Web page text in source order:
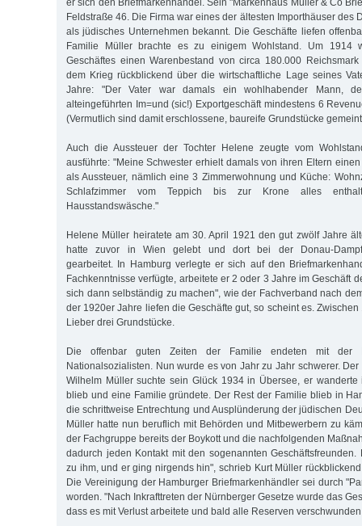
Feldstraße 46. Die Firma war eines der ältesten Importhäuser des
als jüdisches Unternehmen bekannt. Die Geschäfte liefen
Familie Müller brachte es zu einigem Wohlstand. Um 1914
Geschäftes einen Warenbestand von circa 180.000
dem Krieg rückblickend über die wirtschaftliche Lage seines
Jahre: "Der Vater war damals ein wohlhabender Mann,
alteingeführten Im=und (sic!) Exportgeschäft mindestens 6
(Vermutlich sind damit erschlossene, baureife Grundstücke
Auch die Aussteuer der Tochter Helene zeugte vom
ausführte: "Meine Schwester erhielt damals von ihren Eltern
als Aussteuer, nämlich eine 3 Zimmerwohnung und Küche:
Schlafzimmer vom Teppich bis zur Krone alles
Hausstandswäsche."
Helene Müller heiratete am 30. April 1921 den gut zwölf Jahre
hatte zuvor in Wien gelebt und dort bei der Donau-
gearbeitet. In Hamburg verlegte er sich auf den
Fachkenntnisse verfügte, arbeitete er 2 oder 3 Jahre im Geschäft
sich dann selbständig zu machen", wie der Fachverband nach
der 1920er Jahre liefen die Geschäfte gut, so scheint es.
Lieber drei Grundstücke.
Die offenbar guten Zeiten der Familie endeten mit der
Nationalsozialisten. Nun wurde es von Jahr zu Jahr schwerer.
Wilhelm Müller suchte sein Glück 1934 in Übersee, er
blieb und eine Familie gründete. Der Rest der Familie blieb in
die schrittweise Entrechtung und Ausplünderung der jüdischen
Müller hatte nun beruflich mit Behörden und Mitbewerbern zu
der Fachgruppe bereits der Boykott und die nachfolgenden
dadurch jeden Kontakt mit den sogenannten Geschäftsfreunden.
zu ihm, und er ging nirgends hin", schrieb Kurt Müller
Die Vereinigung der Hamburger Briefmarkenhändler sei durch
worden. "Nach Inkrafttreten der Nürnberger Gesetze wurde das
dass es mit Verlust arbeitete und bald alle Reserven